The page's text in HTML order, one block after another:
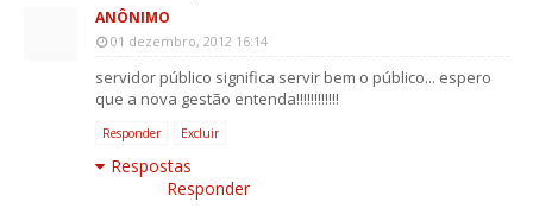
ANÔNIMO
01 dezembro, 2012 16:14
servidor público significa servir bem o público... espero
que a nova gestão entenda!!!!!!!!!!!!
Responder Excluir
Respostas
Responder